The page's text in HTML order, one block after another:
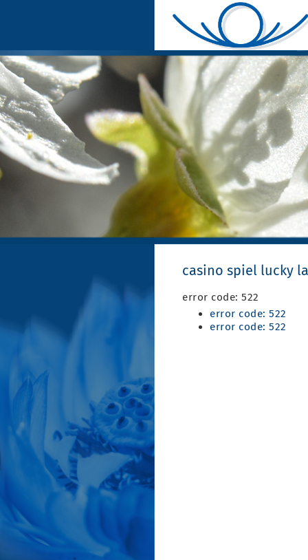
casino spiel lucky
error code: 522
error code: 522
error code: 522